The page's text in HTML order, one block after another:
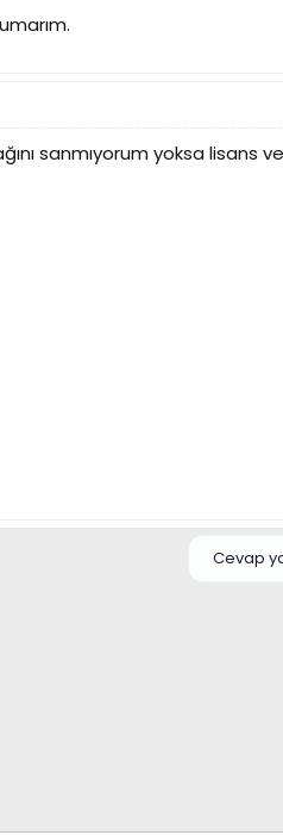
sanmıyorum yoksa lisans
Cevap